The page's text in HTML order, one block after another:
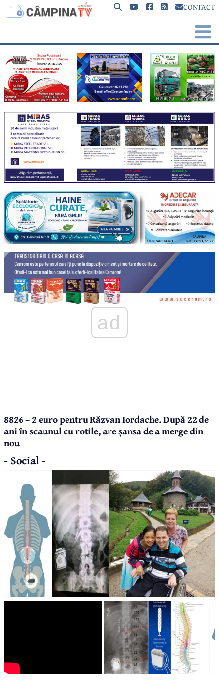
CONTACT
ad
8826 – 2 euro pentru Răzvan Iordache. După 22 de
ani în scaunul cu rotile, are șansa de a merge din
nou
- Social -